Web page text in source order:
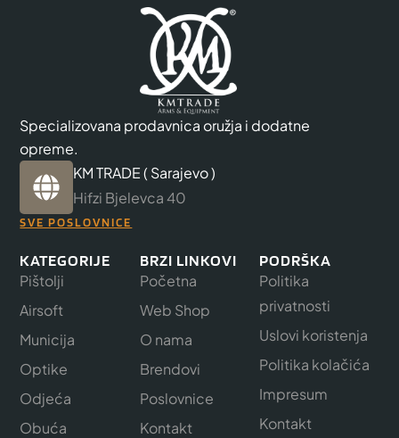
Specializovana prodavnica oružja i dodatne
opreme.
KM TRADE ( Sarajevo )
Hifzi Bjelevca 40
SVE POSLOVNICE
KATEGORIJE
Pištolji
Airsoft
Municija
Optike
Odjeća
Obuća
BRZI LINKOVI
Početna
Web Shop
O nama
Brendovi
Poslovnice
Kontakt
PODRŠKA
Politika
privatnosti
Uslovi koristenja
Politika kolačića
Impresum
Kontakt